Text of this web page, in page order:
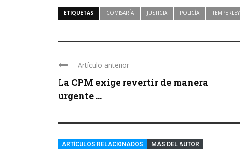
ETIQUETAS COMISARÍA JUSTICIA POLICÍA TEMPERLEY
Artículo anterior
La CPM exige revertir de manera
urgente ...
ARTÍCULOS RELACIONADOS MÁS DEL AUTOR